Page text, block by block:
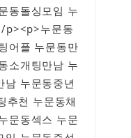
동돌싱모임 누
p><p>누문동
어플 누문동만
소개팅만남 누
남 누문동중년
추천 누문동채
문동섹스 누문